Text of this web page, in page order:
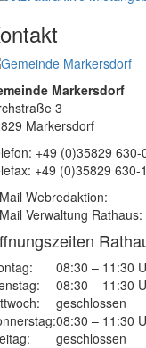
Markersdorf
3
Markersdorf
+49 (0)35829 630-
+49 (0)35829 630-
Webredaktion:
Verwaltung Rathaus:
08:30 – 11:30
08:30 – 11:30
geschlossen
08:30 – 11:30
geschlossen